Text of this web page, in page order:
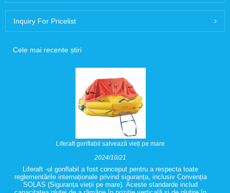
Inquiry For Pricelist
Cele mai recente știri
Liferaft gonflabil salvează vieți pe mare
2024/10/21
Liferaft -ul gonflabil a fost conceput pentru a respecta toate
reglementările internaționale privind siguranța, inclusiv Convenția
SOLAS (Siguranța vieții pe mare). Aceste standarde includ